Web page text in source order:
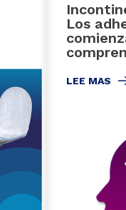
Los
LEE MAS